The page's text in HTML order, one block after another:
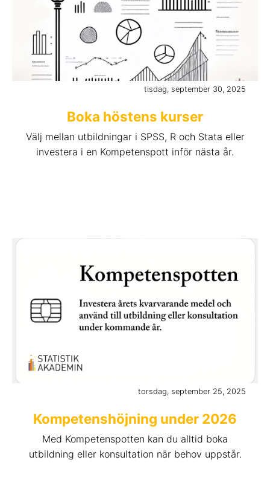
tisdag, september 30, 2025
Boka höstens kurser
Välj mellan utbildningar i SPSS, R och Stata eller
investera i en Kompetenspott inför nästa år.
torsdag, september 25, 2025
Kompetenshöjning under 2026
Med Kompetenspotten kan du alltid boka
utbildning eller konsultation när behov uppstår.